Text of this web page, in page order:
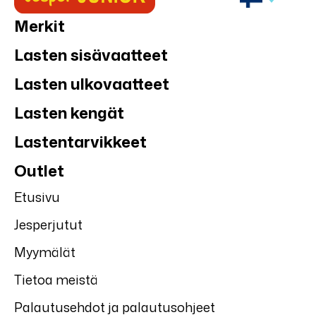
Merkit
Lasten sisävaatteet
Lasten ulkovaatteet
Lasten kengät
Lastentarvikkeet
Outlet
Etusivu
Jesperjutut
Myymälät
Tietoa meistä
Palautusehdot ja palautusohjeet